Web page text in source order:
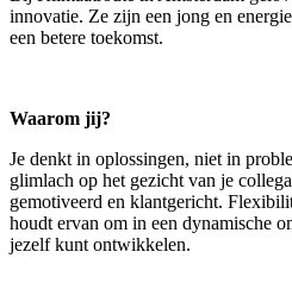
innovatie. Ze zijn een jong en
een betere toekomst.
Waarom jij?
Je denkt in oplossingen, niet in
glimlach op het gezicht van je
gemotiveerd en klantgericht.
houdt ervan om in een dynamische
jezelf kunt ontwikkelen.